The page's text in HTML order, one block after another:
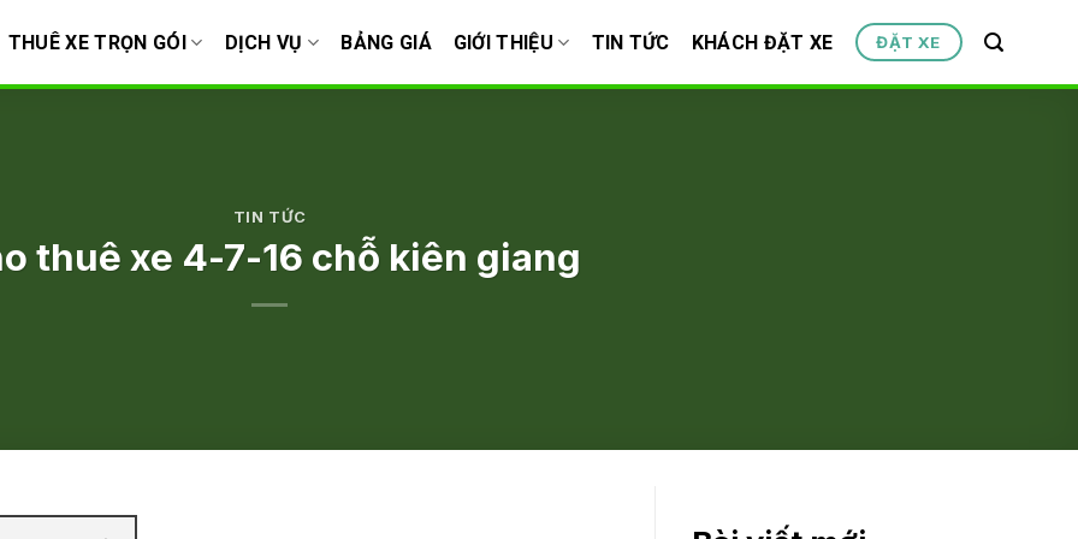
THUÊ XE TRỌN GÓI DỊCH VỤ BẢNG GIÁ GIỚI THIỆU TIN TỨC KHÁCH ĐẶT XE ĐẶT XE
TIN TỨC
thuê xe 4-7-16 chỗ kiên giang